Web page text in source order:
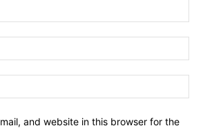
and website in this browser for the